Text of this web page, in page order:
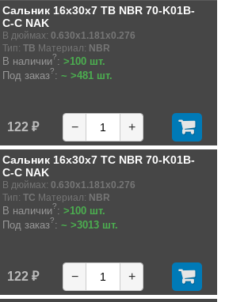
Сальник 16x30x7 TB NBR 70-K01B-
C-C NAK
В дюймах: 0.630x1.181x0.276
Тип: TB Материал: NBR
В наличии?: >100 шт.
Под заказ?: ~ >481 шт.
122 ₽ − +
Сальник 16x30x7 TC NBR 70-K01B-
C-C NAK
В дюймах: 0.630x1.181x0.276
Тип: TC Материал: NBR
В наличии?: >100 шт.
Под заказ?: ~ >3013 шт.
122 ₽ − +